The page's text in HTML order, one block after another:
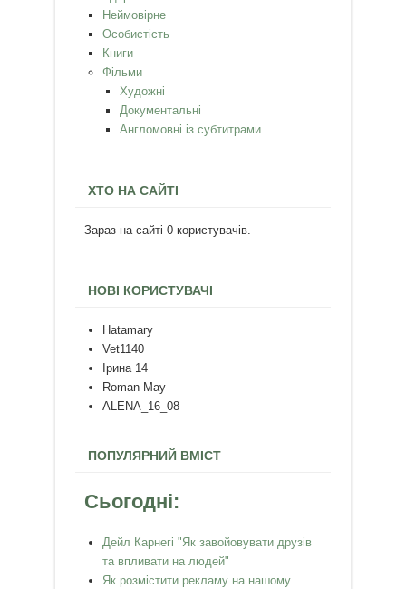
Неймовірне
Особистість
Книги
Фільми
Художні
Документальні
Англомовні із субтитрами
ХТО НА САЙТІ
Зараз на сайті 0 користувачів.
НОВІ КОРИСТУВАЧІ
Hatamary
Vet1140
Ірина 14
Roman May
ALENA_16_08
ПОПУЛЯРНИЙ ВМІСТ
Сьогодні:
Дейл Карнегі "Як завойовувати друзів
та впливати на людей"
Як розмістити рекламу на нашому